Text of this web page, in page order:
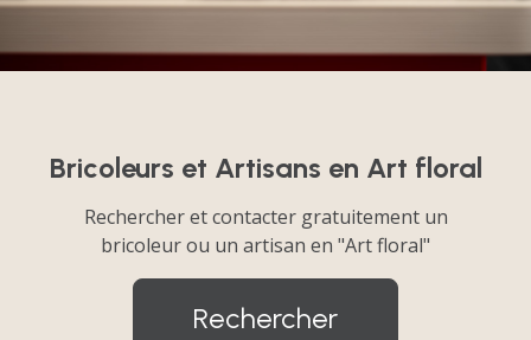
Bricoleurs et Artisans en Art floral
Rechercher et contacter gratuitement un
bricoleur ou un artisan en "Art floral"
Rechercher